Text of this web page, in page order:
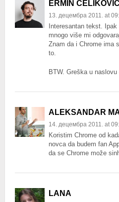
ERMIN ČELIKOVIĆ
13. децембра 2011. at
Interesantan tekst.
mnogo više mi
Znam da i Chrome ima
to.
BTW. Greška u naslovu
ALEKSANDAR
14. децембра 2011. at
Koristim Chrome od
novca da budem fan
da se Chrome može
LANA